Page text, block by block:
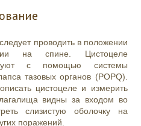
проводить в положении
на спине. Цистоцеле
с помощью системы
тазовых органов (POPQ).
цистоцеле и измерить
видны за входом во
слизистую оболочку на
поражений.